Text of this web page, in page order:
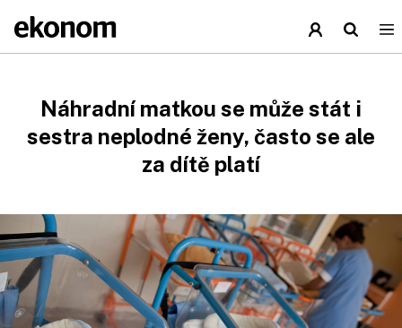
Náhradní matkou se může stát i
sestra neplodné ženy, často se ale
za dítě platí